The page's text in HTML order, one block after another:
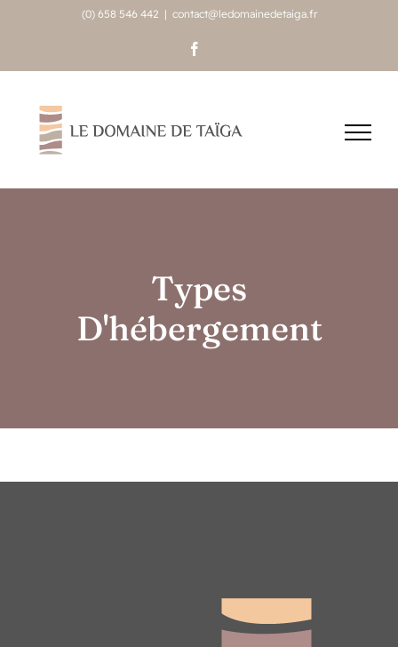
(0) 658 546 442 | contact@ledomainedetaiga.fr
Types
D'hébergement